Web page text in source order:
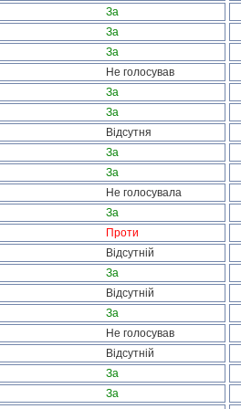
За
За
За
Не голосував
За
За
Відсутня
За
За
Не голосувала
За
Проти
Відсутній
За
Відсутній
За
Не голосував
Відсутній
За
За